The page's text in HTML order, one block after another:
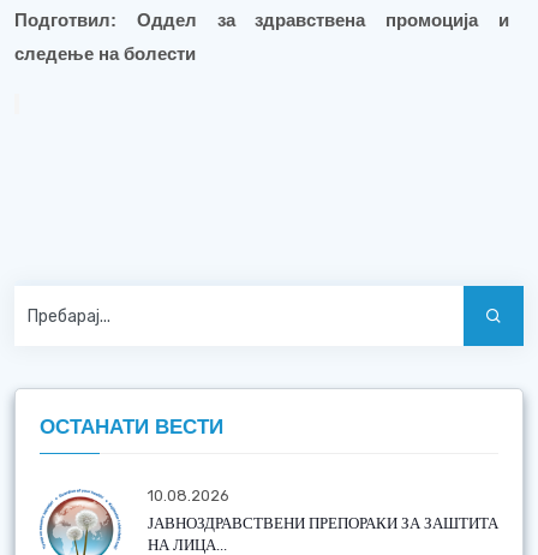
Подготвил: Оддел за здравствена промоција и
следење на болести
ОСТАНАТИ ВЕСТИ
10.08.2026
ЈАВНОЗДРАВСТВЕНИ ПРЕПОРАКИ ЗА ЗАШТИТА
НА ЛИЦА...